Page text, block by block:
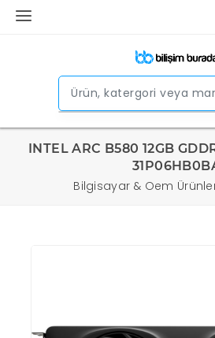
INTEL ARC B580 12GB
Bilgisayar & Oem